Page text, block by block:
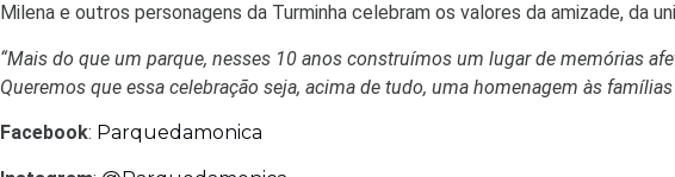
Milena e outros personagens da Turminha celebram os valores da amizade, da
“Mais do que um parque, nesses 10 anos construímos um lugar de memórias
Queremos que essa celebração seja, acima de tudo, uma homenagem às
Facebook: Parquedamonica